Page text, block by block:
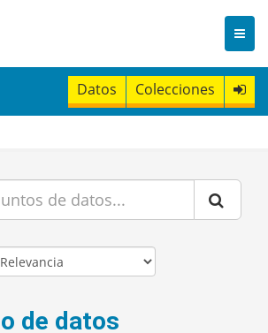
Datos Colecciones
de datos